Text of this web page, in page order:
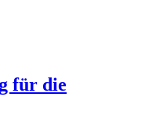
für die